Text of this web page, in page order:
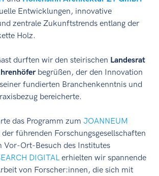
Entwicklungen, innovative
zentrale Zukunftstrends entlang der
Holz.
durften wir den steirischen Landesrat
begrüßen, der den Innovation
fundierten Branchenkenntnis und
bereicherte.
das Programm zum JOANNEUM
der führenden Forschungsgesellschaften
Vor-Ort-Besuch des Institutes
DIGITAL erhielten wir spannende
von Forscher:innen, die sich mit